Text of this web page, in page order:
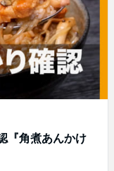
『角煮あんかけ